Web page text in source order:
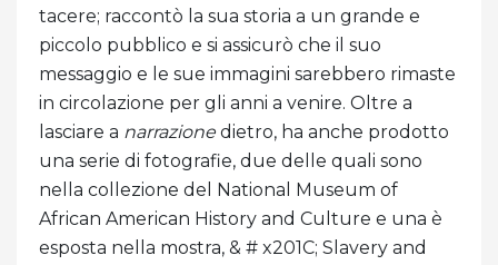
tacere; raccontò la sua storia a un grande e
piccolo pubblico e si assicurò che il suo
messaggio e le sue immagini sarebbero rimaste
in circolazione per gli anni a venire. Oltre a
lasciare a narrazionedietro, ha anche prodotto
una serie di fotografie, due delle quali sono
nella collezione del National Museum of
African American History and Culture e una è
esposta nella mostra, & # x201C; Slavery and